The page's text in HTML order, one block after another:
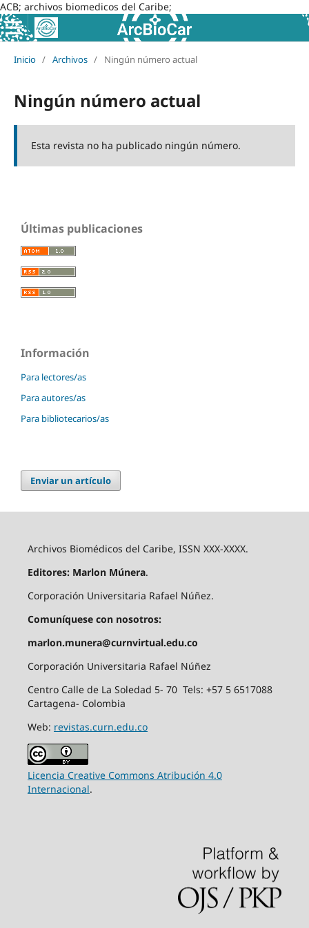
ACB; archivos biomedicos del Caribe;
Inicio / Archivos / Ningún número actual
Ningún número actual
Esta revista no ha publicado ningún número.
Últimas publicaciones
Información
Para lectores/as
Para autores/as
Para bibliotecarios/as
Enviar un artículo
Archivos Biomédicos del Caribe, ISSN XXX-XXXX.
Editores: Marlon Múnera.
Corporación Universitaria Rafael Núñez.
Comuníquese con nosotros:
marlon.munera@curnvirtual.edu.co
Corporación Universitaria Rafael Núñez
Centro Calle de La Soledad 5- 70 Tels: +57 5 6517088
Cartagena- Colombia
Web: revistas.curn.edu.co
Licencia Creative Commons Atribución 4.0
Internacional.